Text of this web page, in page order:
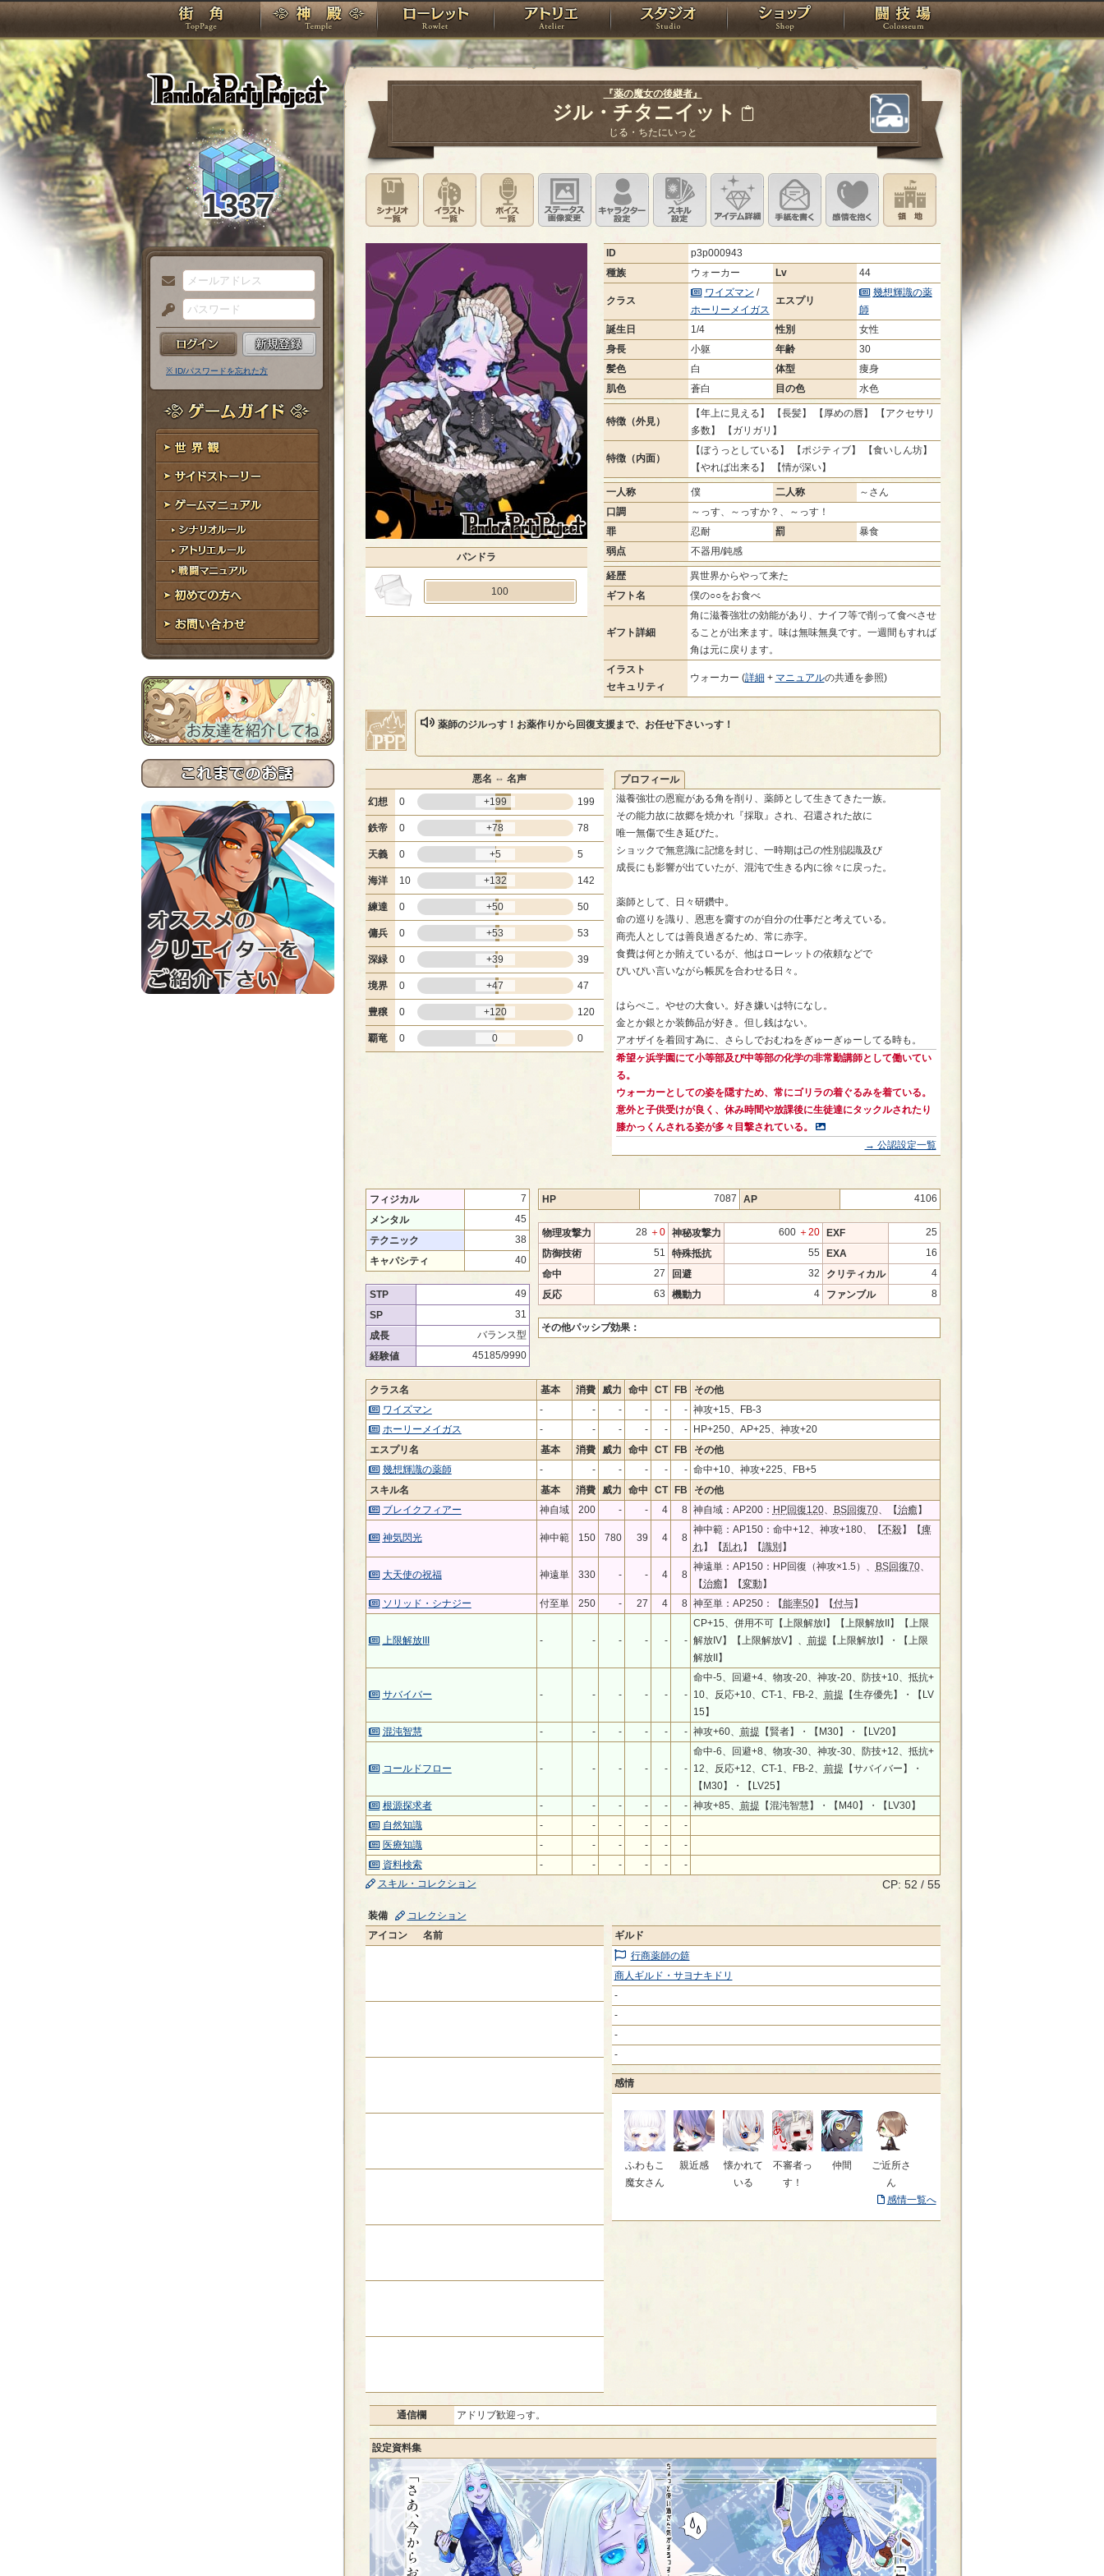
PandoraPartyProject
TOP 神殿 ローレット アトリエ スタジオ ショップ 闘技場
1337
メ
ー
ル
ア
ド
レ
ス
パ
ス
ー
ド
※ ID/パスワードを忘れた方
ゲームガイド
世界観
サイドストーリー
ゲームマニュアル
シナリオルール
アトリエルール
戦闘マニュアル
初めての方へ
お問い合わせ
『薬の魔女の後継者』
ジル・チタニイット
じる・ちたにいっと
シナリオ一覧イラスト一覧ボイス一覧 ステータス画像変更キャラクター設定
スキル設定 アイテム詳細手紙を書く このキャラクターに感情を抱く
パンドラ
100
ID
p3p000943
種族
ウォーカー Lv 44
クラス
ワイズマン /
ホーリーメイガス
エスプリ
幾想輝識の薬
師
誕生日
1/4 性別
女性
身長
小躯 年齢
30
髪色
白 体型
痩身
肌色
蒼白 目の色 水色
特徴（外見）
【年上に見える】 【長髪】 【厚めの唇】 【アクセサリ
多数】 【ガリガリ】
特徴（内面）
【ぼうっとしている】 【ポジティブ】 【食いしん坊】
【やれば出来る】 【情が深い】
一人称 僕 二人称
～さん
口調
～っす、～っすか？、～っす！
罪
忍耐 罰
暴食
弱点
不器用/鈍感
経歴
異世界からやって来た
ギフト名
僕の○○をお食べ
ギフト詳細
角に滋養強壮の効能があり、ナイフ等で削って食べさせ
ることが出来ます。味は無味無臭です。一週間もすれば
角は元に戻ります。
イラスト
セキュリティ
ウォーカー (詳細 + マニュアルの共通を参照)
薬師のジルっす！お薬作りから回復支援まで、お任せ下さいっす！
悪名 ⇔ 名声
幻想
0 +199 199
鉄帝 0 +78 78
天義 0 +5 5
海洋 10 +132 142
練達 0 +50 50
傭兵 0 +53 53
深緑 0 +39 39
境界 0 +47 47
豊穣 0 +120 120
覇竜 0 0 0
プロフィール
滋養強壮の恩寵がある角を削り、薬師として生きてきた一族。
その能力故に故郷を焼かれ『採取』され、召還された故に
唯一無傷で生き延びた。
ショックで無意識に記憶を封じ、一時期は己の性別認識及び
成長にも影響が出ていたが、混沌で生きる内に徐々に戻った。
薬師として、日々研鑽中。
命の巡りを識り、恩恵を齎すのが自分の仕事だと考えている。
商売人としては善良過ぎるため、常に赤字。
食費は何とか賄えているが、他はローレットの依頼などで
ぴいぴい言いながら帳尻を合わせる日々。
はらぺこ。やせの大食い。好き嫌いは特になし。
金とか銀とか装飾品が好き。但し銭はない。
アオザイを着回す為に、さらしでおむねをぎゅーぎゅーしてる時も。
希望ヶ浜学園にて小等部及び中等部の化学の非常勤講師として働いてい
る。
ウォーカーとしての姿を隠すため、常にゴリラの着ぐるみを着ている。
意外と子供受けが良く、休み時間や放課後に生徒達にタックルされたり
膝かっくんされる姿が多々目撃されている。
→ 公認設定一覧
フィジカル
7
メンタル
45
テクニック
38
キャパシティ
40
STP
49
SP
31
成長
バランス型
経験値
45185/9990
HP 7087 AP 4106
物理攻撃力 28 ＋0 神秘攻撃力 600 ＋20 EXF
25
防御技術
51 特殊抵抗 55 EXA
16
命中
27 回避 32 クリティカル
4
反応
63 機動力 4 ファンブル 8
その他パッシブ効果：
クラス名 基本 消費 威力 命中 CT FB
その他
ワイズマン
- - - - - - 神攻+15、FB-3
ホーリーメイガス
- - - - - -
HP+250、AP+25、神攻+20
エスプリ名
基本 消費 威力 命中 CT FB
その他
幾想輝識の薬師
- - - - - - 命中+10、神攻+225、FB+5
スキル名
基本 消費 威力 命中 CT FB
その他
ブレイクフィアー
神自域 200 - - 4 8 神自域：AP200： HP回復120、 BS回復70、【治癒】
神気閃光 神中範 150 780 39 4 8
神中範：AP150：命中+12、神攻+180、【不殺】【痺
れ】【乱れ】【識別 】
大天使の祝福 神遠単 330 - - 4 8
神遠単：AP150：HP回復（神攻×1.5）、 BS回復70、
【治癒】【変動】
ソリッド・シナジー
付至単 250 - 27 4 8 神至単：AP250：【能率50】【付与】
上限解放III - - - - - -
CP+15、併用不可【上限解放I】【上限解放II】【上限
解放IV】【上限解放V】、 前提 【上限解放I】・【上限
解放II】
サバイバー - - - - - -
命中-5、回避+4、物攻-20、神攻-20、防技+10、抵抗+
10、反応+10、CT-1、FB-2、 前提 【生存優先】・【LV
15】
混沌智慧
- - - - - - 神攻+60、 前提 【賢者】・【M30】・【LV20】
コールドフロー - - - - - -
命中-6、回避+8、物攻-30、神攻-30、防技+12、抵抗+
12、反応+12、CT-1、FB-2、 前提 【サバイバー】・
【M30】・【LV25】
根源探求者
- - - - - - 神攻+85、 前提 【混沌智慧】・【M40】・【LV30】
自然知識
- - - - -
-
医療知識
- - - - -
-
資料検索
- - - - -
-
スキル・コレクション
CP: 52 / 55
装備
コレクション
アイコン
名前
ギルド
行商薬師の筵
商人ギルド・サヨナキドリ
-
-
-
-
感情
ふわもこ
魔女さん
親近感
懐かれて
いる
不審者っ
す！
仲間
ご近所さ
ん
感情一覧へ
通信欄 アドリブ歓迎っす。
設定資料集